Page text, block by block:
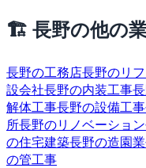
🏗 長野の他の
長野の工務店長野のリ
設会社長野の内装工事
解体工事長野の設備工事
所長野のリノベーション
の住宅建築長野の造園業
の管工事